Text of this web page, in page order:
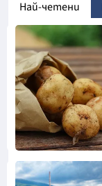
Най-четени
Снимка:
Пиксабей